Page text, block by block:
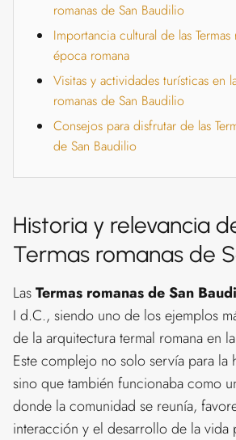
romanas de San Baudilio
Importancia cultural de las Termas
época romana
Visitas y actividades turísticas en
romanas de San Baudilio
Consejos para disfrutar de las
de San Baudilio
Historia y relevancia
Termas romanas de
LasTermas romanas de San
I d.C., siendo uno de los ejemplos
de la arquitectura termal romana en
Este complejo no solo servía para la
sino que también funcionaba como
donde la comunidad se reunía,
interacción y el desarrollo de la vida